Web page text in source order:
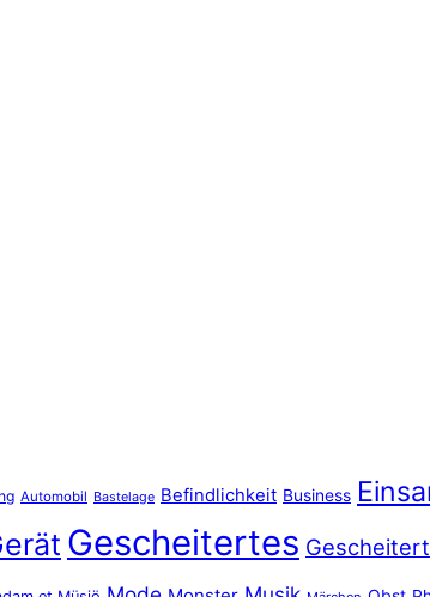
Automobil Bastelage Befindlichkeit Business
Gescheitertes